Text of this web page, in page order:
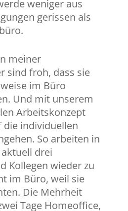
weniger aus
gerissen als
meiner
sind froh, dass sie
im Büro
Und mit unserem
Arbeitskonzept
individuellen
So arbeiten in
drei
Kollegen wieder zu
im Büro, weil sie
Die Mehrheit
Tage Homeoffice,